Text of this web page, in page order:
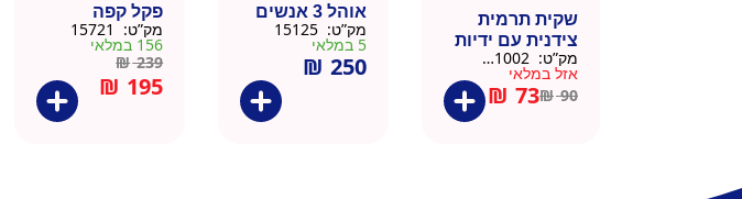
שקית תרמית
צידנית עם ידיות
– 50 יח 26/26
שחור
מק”ט:
אזל במלאי
₪90
₪ 73
אוהל 3 אנשים
מק”ט:
5 במלאי
₪ 250
פקל קפה
מק”ט:
156 במלאי
₪239
₪ 195